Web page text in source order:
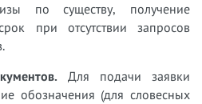
по существу, получение
при отсутствии запросов
Для подачи заявки
обозначения (для словесных